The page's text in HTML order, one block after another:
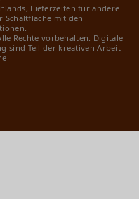
Lieferzeiten für andere
Schaltfläche mit den
Rechte vorbehalten. Digitale
sind Teil der kreativen Arbeit